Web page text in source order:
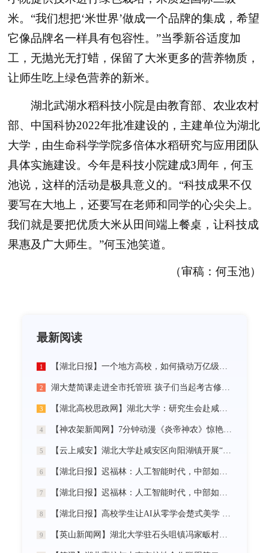
米。“我们想把‘米世界’做成一个品牌的集成，希望
它像品牌名一样具有包容性。”当季新谷适度加
工，无抛光无打蜡，保留了大米更多的营养物质，
让师生吃上绿色营养的新米。
湖北武湖水稻科技小院是由教育部、农业农村
部、中国科协2022年批准建设的，主建单位为湖北
大学，由生命科学学院多倍体水稻研究与应用团队
具体实施建设。今年是科技小院建成3周年，何玉
池说，这样的活动是极具意义的。“科技成果不仅
要写在大地上，还要写在老师和同学的心尖尖上。
我们就是要把优质大米从田间端上餐桌，让科技成
果惠及广大师生。”何玉池笑道。
（审稿：何玉池）
最新阅读
1 【湖北日报】一个地方高校，如何撬动万亿级未来产业
2 湖大楚简课走进全市托管班 孩子们当起考古修复师
3 【湖北高校思政网】湖北大学：研究生会赴咸宁市开展“党建引领三无小区治理”社会实践活动
4 【神农架新闻网】7分钟动漫《炎帝神农》惊艳首发
5 【云上咸安】湖北大学赴咸安区向阳湖镇开展“党建引领农村社区治理”调研服务活动
6 【湖北日报】迟福林：人工智能时代，中部如何走在前？
7 【湖北日报】迟福林：人工智能时代，中部如何走在前？
8 【湖北日报】高校学生让AI从零学会楚式美学 7分钟动漫《炎帝神农》惊艳首发
9 【英山新闻网】湖北大学驻石头咀镇冯家畈村工作队：全力守护人民群众生命财产安全